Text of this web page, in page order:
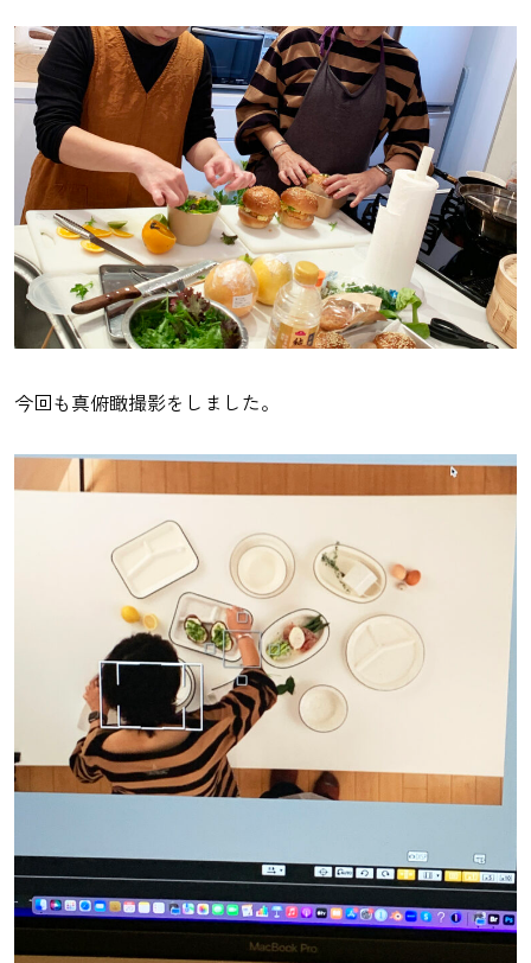
今回も真俯瞰撮影をしました。